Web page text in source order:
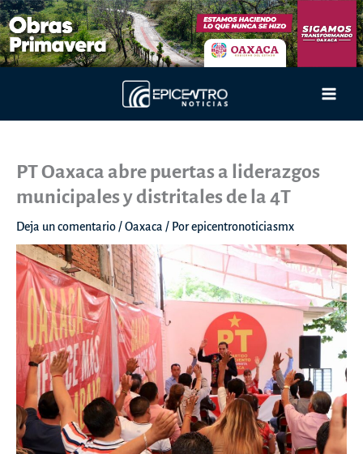
Ir
al
contenido
PT Oaxaca abre puertas a liderazgos
municipales y distritales de la 4T
Deja un comentario/Oaxaca / Porepicentronoticiasmx